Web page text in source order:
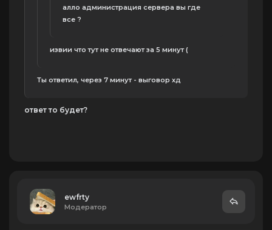
алло администрация сервера вы где
все ?
извии что тут не отвечают за 5 минут (
Ты ответил, через 7 минут - выговор хд
ответ то будет?
ewfrtу
Модератор